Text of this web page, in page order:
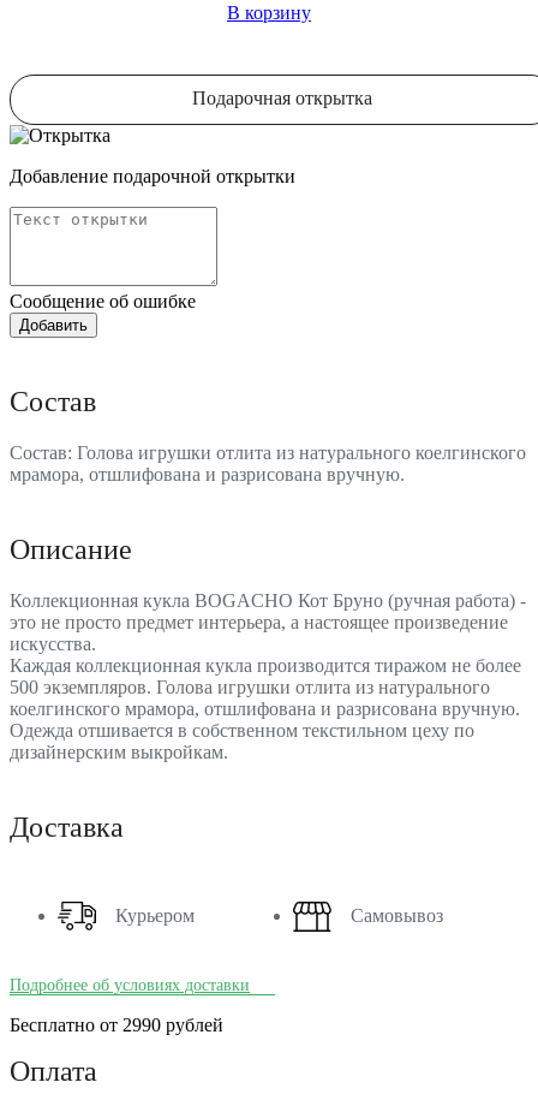
В корзину
Подарочная открытка
Добавление подарочной открытки
Сообщение об ошибке
Состав
Состав: Голова игрушки отлита из натурального коелгинского
мрамора, отшлифована и разрисована вручную.
Описание
Коллекционная кукла BOGACHO Кот Бруно (ручная работа) -
это не просто предмет интерьера, а настоящее произведение
искусства.
Каждая коллекционная кукла производится тиражом не более
500 экземпляров. Голова игрушки отлита из натурального
коелгинского мрамора, отшлифована и разрисована вручную.
Одежда отшивается в собственном текстильном цеху по
дизайнерским выкройкам.
Доставка
Курьером Самовывоз
Подробнее об условиях доставки
Бесплатно от 2990 рублей
Оплата